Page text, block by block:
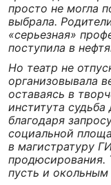
просто не могла
выбрала.
«серьезная»
поступила в
Но театр не
организовывала
оставаясь в
института
благодаря
социальной
в магистратуру
продюсирования.
пусть и окольным